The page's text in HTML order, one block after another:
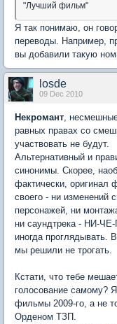
"Лучший фильм"
Я так понимаю, он
переводы. Например,
вы добавили такую
losde
09 Dec 2010
Некромант,
равных правах со
участвовать не будут.
Альтернативный и
синонимы. Скорее,
фактически, оригинал
своего - ни изменений
персонажей, ни
ни саундтрека - НИ-
иногда
мы решили не трогать.
Кстати, что тебе
голосование самому?
фильмы 2009-го, а не
Орденом ТЗП.